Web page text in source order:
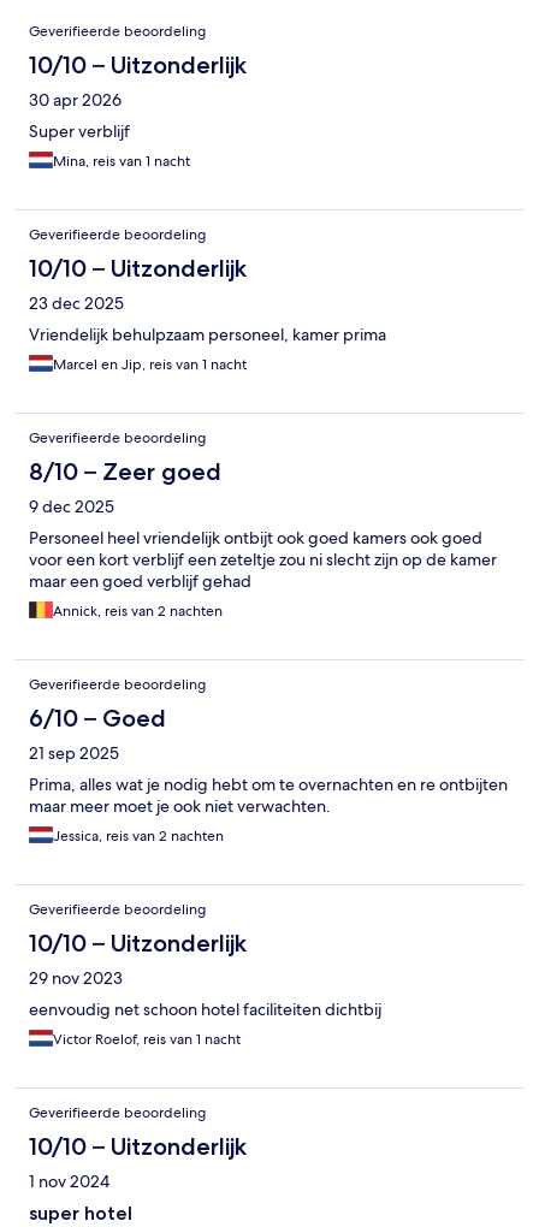
Beoordelingen
Geverifieerde beoordeling
10/10 – Uitzonderlijk
30 apr 2026
Super verblijf
Mina, reis van 1 nacht
Geverifieerde beoordeling
10/10 – Uitzonderlijk
23 dec 2025
Vriendelijk behulpzaam personeel, kamer prima
Marcel en Jip, reis van 1 nacht
Geverifieerde beoordeling
8/10 – Zeer goed
9 dec 2025
Personeel heel vriendelijk ontbijt ook goed kamers ook goed
voor een kort verblijf een zeteltje zou ni slecht zijn op de kamer
maar een goed verblijf gehad
Annick, reis van 2 nachten
Geverifieerde beoordeling
6/10 – Goed
21 sep 2025
Prima, alles wat je nodig hebt om te overnachten en re ontbijten
maar meer moet je ook niet verwachten.
Jessica, reis van 2 nachten
Geverifieerde beoordeling
10/10 – Uitzonderlijk
29 nov 2023
eenvoudig net schoon hotel faciliteiten dichtbij
Victor Roelof, reis van 1 nacht
Geverifieerde beoordeling
10/10 – Uitzonderlijk
1 nov 2024
super hotel